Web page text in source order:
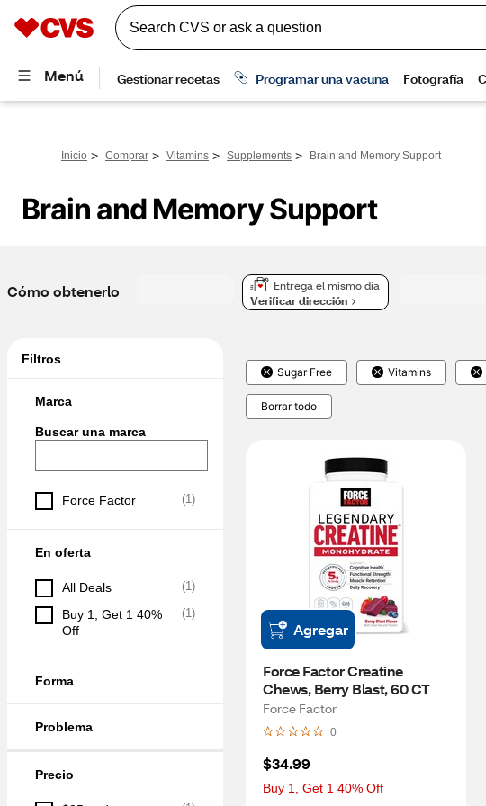
Inicio > Comprar > Vitamins > Supplements > Brain and Memory Support
Brain and Memory Support
Cómo obtenerlo
Entrega el mismo día
Verificar dirección
Filtros
Marca
Buscar una marca
Force Factor (1)
En oferta
All Deals (1)
Buy 1, Get 1 40%
Off
(1)
Forma
Problema
Precio
Sugar Free Vitamins
Borrar todo
Agregar
Force Factor Creatine
Chews, Berry Blast, 60 CT
Force Factor
0
$34.99
Buy 1, Get 1 40% Off